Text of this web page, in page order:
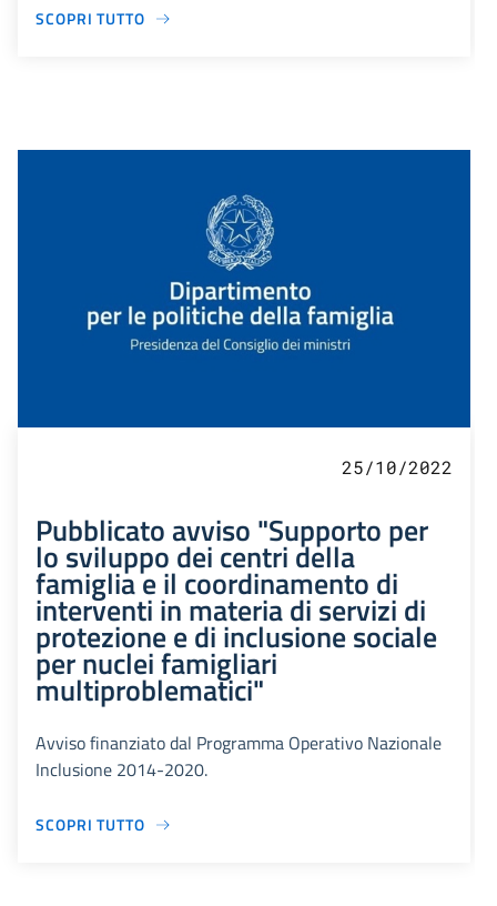
SCOPRI TUTTO
25/10/2022
Pubblicato avviso "Supporto per
lo sviluppo dei centri della
famiglia e il coordinamento di
interventi in materia di servizi di
protezione e di inclusione sociale
per nuclei famigliari
multiproblematici"
Avviso finanziato dal Programma Operativo Nazionale
Inclusione 2014-2020.
SCOPRI TUTTO